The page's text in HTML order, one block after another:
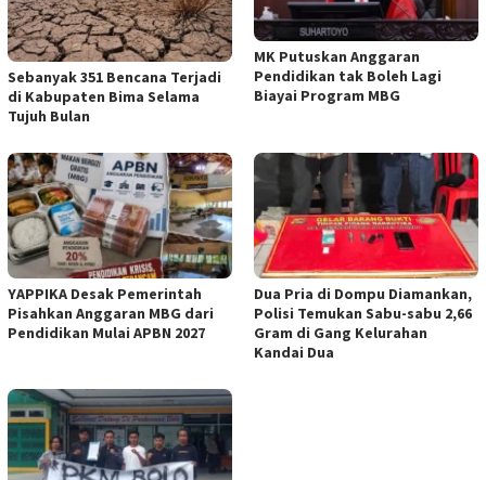
Sebanyak 351 Bencana Terjadi
di Kabupaten Bima Selama
Tujuh Bulan
MK Putuskan Anggaran
Pendidikan tak Boleh Lagi
Biayai Program MBG
YAPPIKA Desak Pemerintah
Pisahkan Anggaran MBG dari
Pendidikan Mulai APBN 2027
Dua Pria di Dompu Diamankan,
Polisi Temukan Sabu-sabu 2,66
Gram di Gang Kelurahan
Kandai Dua